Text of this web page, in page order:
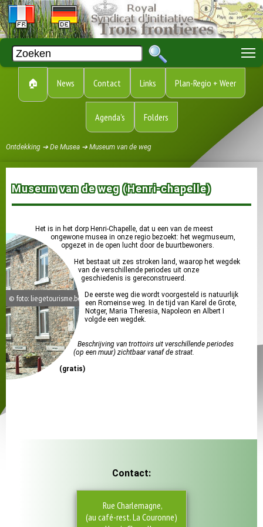
🏠 News Contact Links Plan-Regio + Weer
Agenda's Folders
Ontdekking ➔ De Musea ➔ Museum van de weg
Museum van de weg (Henri-chapelle)
© foto: liegetourisme.be
Het is in het dorp Henri-Chapelle, dat u een van de meest
ongewone musea in onze regio bezoekt: het wegmuseum,
opgezet in de open lucht door de buurtbewoners.
Het bestaat uit zes stroken land, waarop het wegdek
van de verschillende periodes uit onze
geschiedenis is gereconstrueerd.
De eerste weg die wordt voorgesteld is natuurlijk
een Romeinse weg. In de tijd van Karel de Grote,
Notger, Maria Theresia, Napoleon en Albert I
volgde een wegdek.
Beschrijving van trottoirs uit verschillende periodes
(op een muur) zichtbaar vanaf de straat.
(gratis)
Contact:
Rue Charlemagne,
(au café-rest. La Couronne)